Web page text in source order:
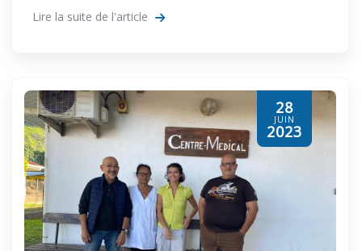
Lire la suite de l'article
28
JUIN
2023